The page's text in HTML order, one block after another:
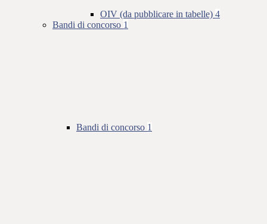
OIV (da pubblicare in tabelle) 4
Bandi di concorso 1
Bandi di concorso 1